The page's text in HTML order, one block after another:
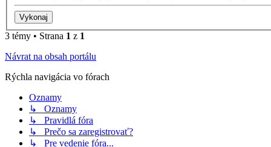
3 témy • Strana 1 z 1
Návrat na obsah portálu
Rýchla navigácia vo fórach
Oznamy
↳ Oznamy
↳ Pravidlá fóra
↳ Prečo sa zaregistrovať?
↳ Pre vedenie fóra...